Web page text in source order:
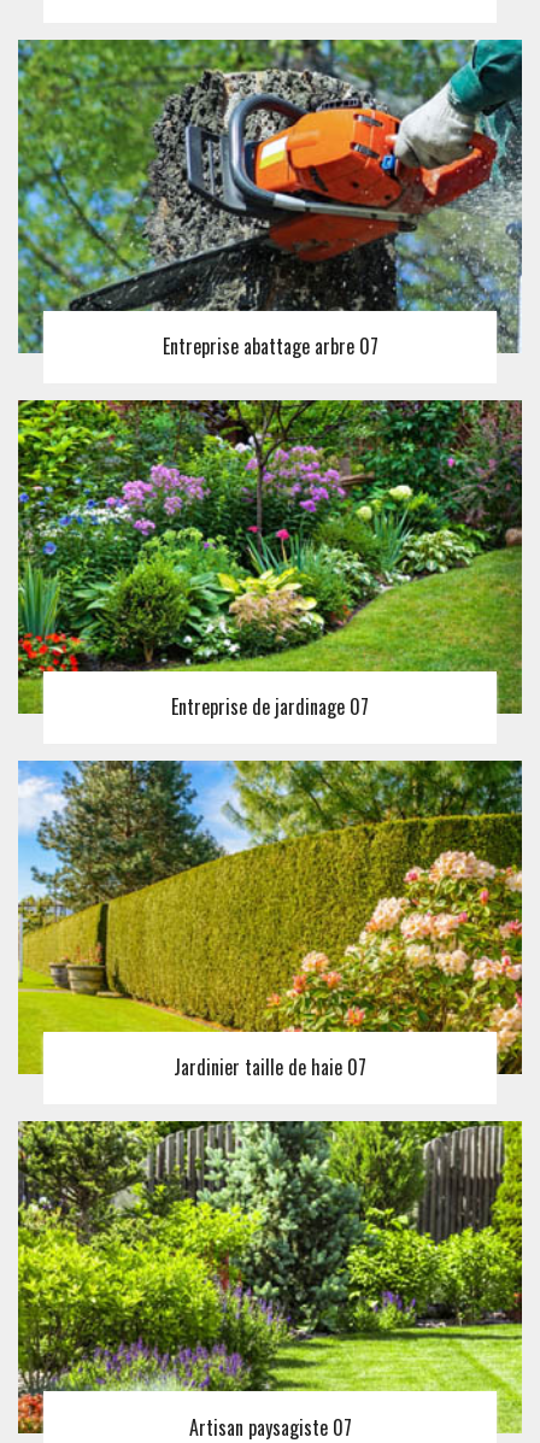
Entreprise abattage arbre 07
Entreprise de jardinage 07
Jardinier taille de haie 07
Artisan paysagiste 07